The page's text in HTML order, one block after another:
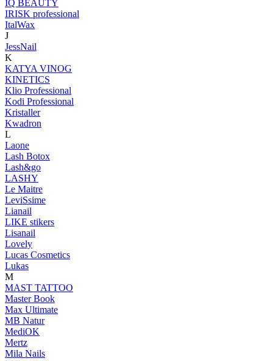
IQ BEAUTY
IRISK professional
ItalWax
J
JessNail
K
KATYA VINOG
KINETICS
Klio Professional
Kodi Professional
Kristaller
Kwadron
L
Laone
Lash Botox
Lash&go
LASHY
Le Maitre
LeviSsime
Lianail
LIKE stikers
Lisanail
Lovely
Lucas Cosmetics
Lukas
M
MAST TATTOO
Master Book
Max Ultimate
MB Natur
MediOK
Mertz
Mila Nails